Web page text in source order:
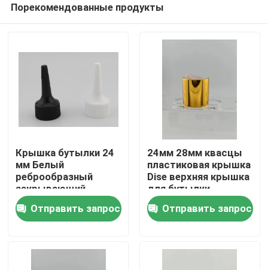
Домой
Порекомендованные продукты
Крышка бутылки 24
мм Белый
реброобразный
закрывающий
винтовой крышка
Отправить запрос
24мм 28мм квасцы
пластиковая крышка
Dise верхняя крышка
для бутылки
Отправить запрос